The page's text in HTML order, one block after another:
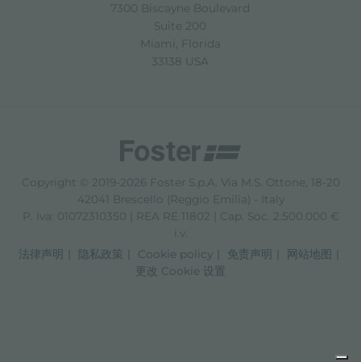
7300 Biscayne Boulevard
Suite 200
Miami, Florida
33138 USA
Copyright © 2019-2026 Foster S.p.A. Via M.S. Ottone, 18-20
42041 Brescello (Reggio Emilia) - Italy
P. Iva: 01072310350 | REA RE 11802 | Cap. Soc. 2.500.000 €
i.v.
法律声明
隐私政策 Cookie policy 免责声明
网站地图
更改 Cookie 设置